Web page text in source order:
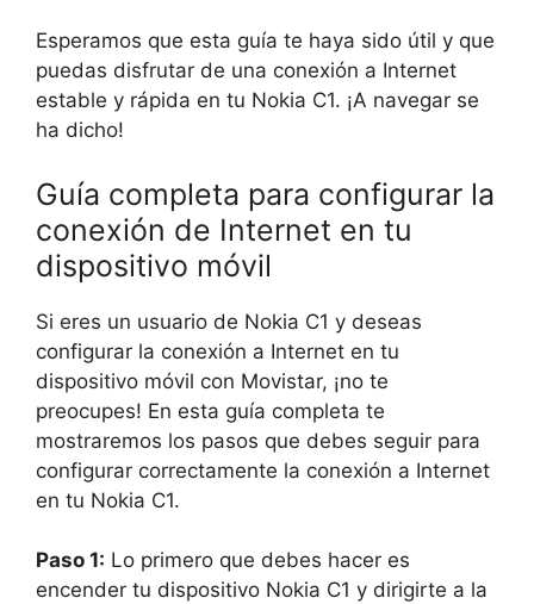
Esperamos que esta guía te haya sido útil y que
puedas disfrutar de una conexión a Internet
estable y rápida en tu Nokia C1. ¡A navegar se
ha dicho!
Guía completa para configurar la
conexión de Internet en tu
dispositivo móvil
Si eres un usuario de Nokia C1 y deseas
configurar la conexión a Internet en tu
dispositivo móvil con Movistar, ¡no te
preocupes! En esta guía completa te
mostraremos los pasos que debes seguir para
configurar correctamente la conexión a Internet
en tu Nokia C1.
Paso 1: Lo primero que debes hacer es
encender tu dispositivo Nokia C1 y dirigirte a la